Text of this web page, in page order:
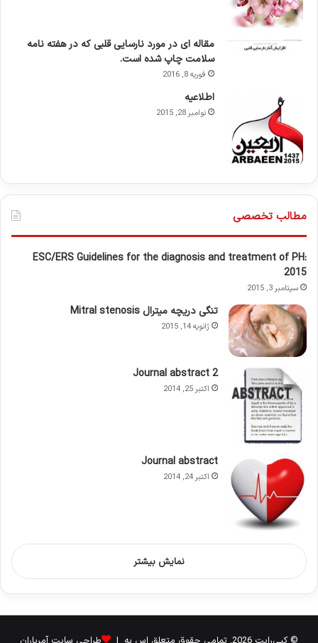
مقاله ای در مورد نارسایی قلبی که در هفته نامه
سلامت چاپ شده است.
فوریه 8, 2016
اطلاعيه
نوامبر 28, 2015
مطالب تخصصی
ESC/ERS Guidelines for the diagnosis and treatment of PH:
2015
سپتامبر 3, 2015
تنگی دریچه میترال Mitral stenosis
ژانویه 14, 2015
Journal abstract 2
اکتبر 25, 2014
Journal abstract
اکتبر 24, 2014
نمایش بیشتر